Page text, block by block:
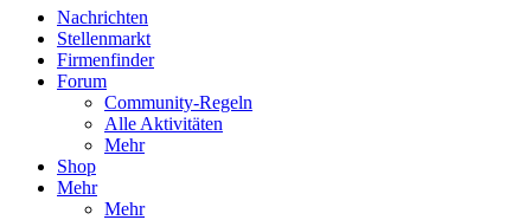
Nachrichten
Stellenmarkt
Firmenfinder
Forum
Community-Regeln
Alle Aktivitäten
Mehr
Shop
Mehr
Mehr